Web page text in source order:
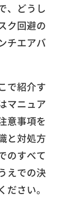
、どうし
ク回避の
チエアバ
で紹介す
マニュア
意事項を
と対処方
のすべて
えでの決
さい。